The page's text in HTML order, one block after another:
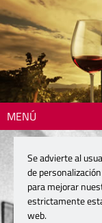
MENÚ
Se advierte al
de
para mejorar
estrictamente
web.